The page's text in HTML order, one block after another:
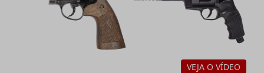
VEJA O VÍDEO